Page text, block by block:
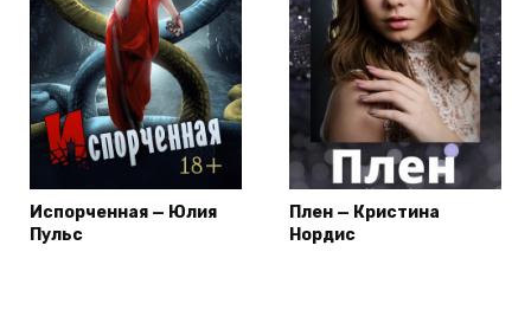
Испорченная — Юлия
Пульс
Плен — Кристина
Нордис